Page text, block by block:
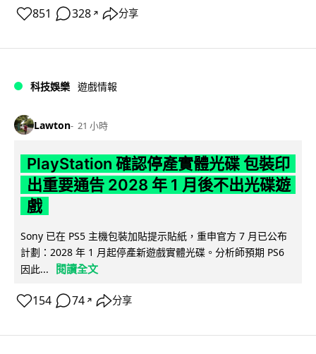
851 328 ↗ 分享
科技娛樂 遊戲情報
Lawton 21 小時
PlayStation 確認停產實體光碟 包裝印
出重要通告 2028 年 1 月後不出光碟遊
戲
Sony 已在 PS5 主機包裝加貼提示貼紙，重申官方 7 月已公布
計劃：2028 年 1 月起停產新遊戲實體光碟。分析師預期 PS6
因此...
閱讀全文
154 74 ↗ 分享